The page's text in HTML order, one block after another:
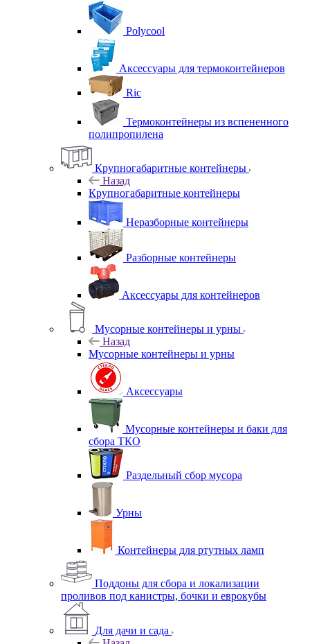
Polycool
Аксессуары для термоконтейнеров
Ric
Термоконтейнеры из вспененного
полипропилена
Крупногабаритные контейнеры
Назад
Крупногабаритные контейнеры
Неразборные контейнеры
Разборные контейнеры
Аксессуары для контейнеров
Мусорные контейнеры и урны
Назад
Мусорные контейнеры и урны
Аксессуары
Мусорные контейнеры и баки для
сбора ТКО
Раздельный сбор мусора
Урны
Контейнеры для ртутных ламп
Поддоны для сбора и локализации
проливов под канистры, бочки и еврокубы
Для дачи и сада